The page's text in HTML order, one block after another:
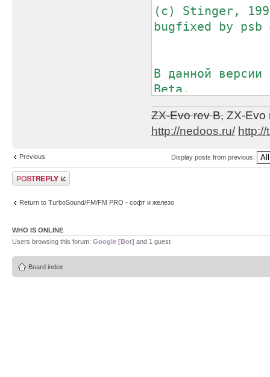
(с) Stinger,
bugfixed by psb
В данной версии
Beta.
1. Глюк с
её скорость
задержка
позицию,
ZX-Evo rev B,ZX-Evo
http://nedoos.ru/
Previous Display posts from previous:
Post a reply
Return to TurboSound/FM/FM PRO - софт и железо
WHO IS ONLINE
Users browsing this forum: Google [Bot] and 1 guest
Board index